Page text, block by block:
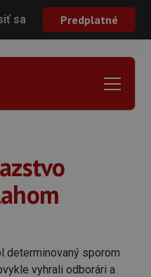
sa Predplatné
determinovaný sporom
vyhrali odborári a